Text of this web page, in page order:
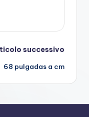
successivo
68 pulgadas a cm